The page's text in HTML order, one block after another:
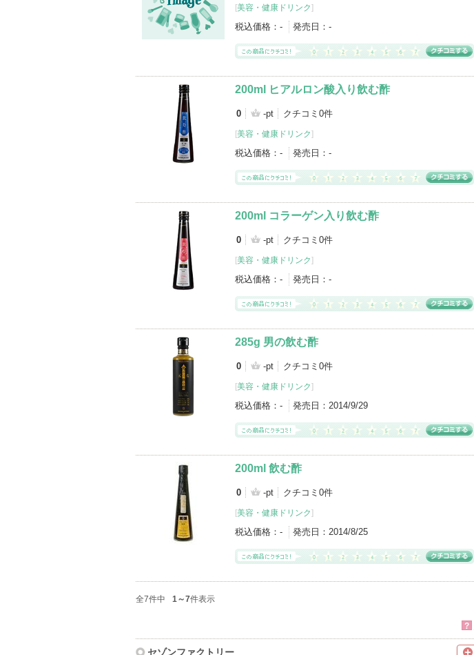
[美容・健康ドリンク]
税込価格： - 発売日： -
200ml ヒアルロン酸入り飲む酢
0 -pt クチコミ0件
[美容・健康ドリンク]
税込価格： - 発売日： -
200ml コラーゲン入り飲む酢
0 -pt クチコミ0件
[美容・健康ドリンク]
税込価格： - 発売日： -
285g 男の飲む酢
0 -pt クチコミ0件
[美容・健康ドリンク]
税込価格： - 発売日： 2014/9/29
200ml 飲む酢
0 -pt クチコミ0件
[美容・健康ドリンク]
税込価格： - 発売日： 2014/8/25
全7件中 1～7件表示
?
セゾンファクトリー